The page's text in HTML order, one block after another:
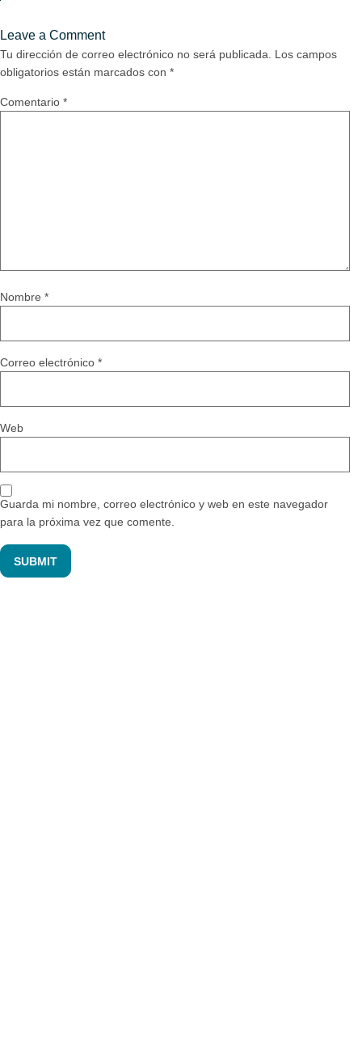
Leave a Comment
Tu dirección de correo electrónico no será publicada.
Los campos
obligatorios están marcados con *
Comentario *
Nombre *
Correo electrónico *
Web
Guarda mi nombre, correo electrónico y web en este navegador
para la próxima vez que comente.